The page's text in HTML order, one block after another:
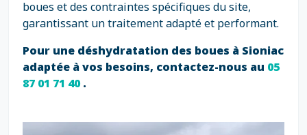
boues et des contraintes spécifiques du site,
garantissant un traitement adapté et performant.
Pour une déshydratation des boues à Sioniac
adaptée à vos besoins, contactez-nous au 05
87 01 71 40.